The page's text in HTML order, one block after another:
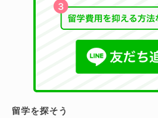
留学を探そう